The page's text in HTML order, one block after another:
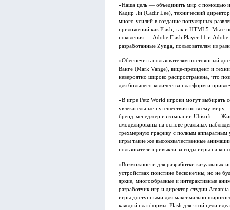
«Наша цель — объединить мир с помощью
Кадир Ли (Cadir Lee), технический
много усилий в создание популярных
приложений как Flash, так и HTML5. Мы с
поколения — Adobe Flash Player 11 и
разработанные Zynga, пользователям из
«Обеспечить пользователям постоянный
Ванге (Mark Vange), вице-президент и
невероятно широко распространена, что
для большего количества платформ и
«В игре Petz World игроки могут выбирать
увлекательные путешествия по всему
бренд-менеджер из компании Ubisoft. —
смоделированы на основе реальных
трехмерную графику с полным аппаратным
игры такие же высококачественные
пользователи привыкли за годы игры на
«Возможности для разработки казуальных
устройствах поистине бесконечны, но не
яркие, многообразные и интерактивные
разработчик игр и директор студии
игры доступными для максимально
каждой платформы. Flash для этой цели